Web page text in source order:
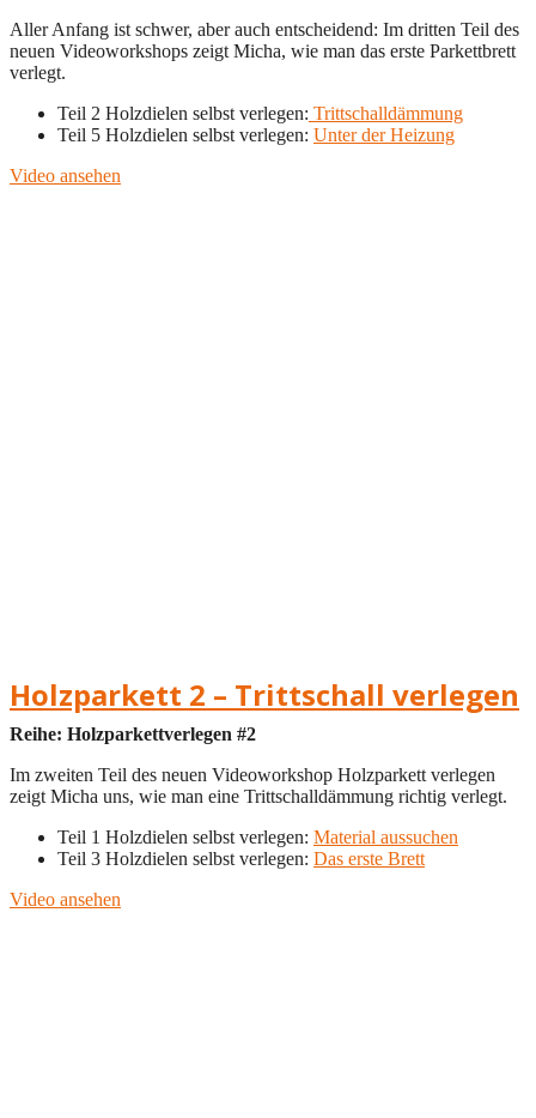
Aller Anfang ist schwer, aber auch entscheidend: Im dritten Teil des
neuen Videoworkshops zeigt Micha, wie man das erste Parkettbrett
verlegt.
Teil 2 Holzdielen selbst verlegen: Trittschalldämmung
Teil 5 Holzdielen selbst verlegen: Unter der Heizung
Video ansehen
Holzparkett 2 – Trittschall verlegen
Reihe: Holzparkettverlegen #2
Im zweiten Teil des neuen Videoworkshop Holzparkett verlegen
zeigt Micha uns, wie man eine Trittschalldämmung richtig verlegt.
Teil 1 Holzdielen selbst verlegen: Material aussuchen
Teil 3 Holzdielen selbst verlegen: Das erste Brett
Video ansehen